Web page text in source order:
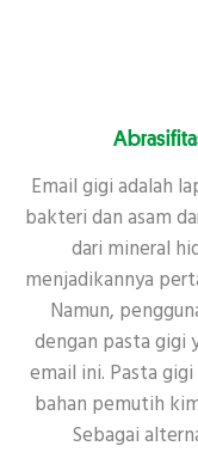
Email gigi adalah
bakteri dan asam
dari mineral
menjadikannya
Namun,
dengan pasta gigi
email ini. Pasta
bahan pemutih
Sebagai